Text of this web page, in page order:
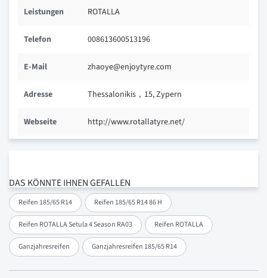
DAS KÖNNTE IHNEN GEFALLEN
Reifen 185/65 R14 Reifen 185/65 R14 86 H
Reifen ROTALLA Setula 4 Season RA03 Reifen ROTALLA
Ganzjahresreifen Ganzjahresreifen 185/65 R14
Leistungen ROTALLA
Telefon 008613600513196
E-Mail zhaoye@enjoytyre.com
Adresse Thessalonikis，15, Zypern
Webseite http://www.rotallatyre.net/